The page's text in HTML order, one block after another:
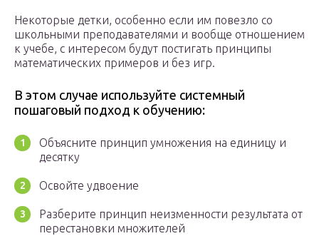
Некоторые детки, особенно если им повезло со
школьными преподавателями и вообще отношением
к учебе, с интересом будут постигать принципы
математических примеров и без игр.
В этом случае используйте системный
пошаговый подход к обучению:
Объясните принцип умножения на единицу и
десятку
Освойте удвоение
Разберите принцип неизменности результата от
перестановки множителей